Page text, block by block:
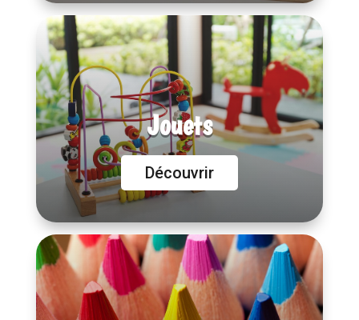
Jouets
Découvrir